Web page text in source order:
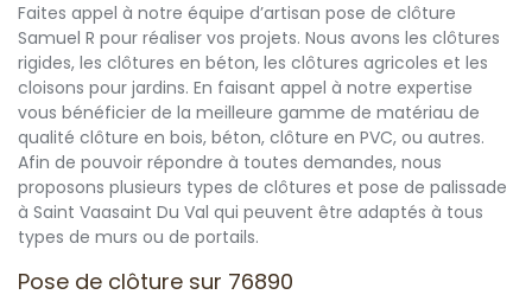
Faites appel à notre équipe d’artisan pose de clôture
Samuel R pour réaliser vos projets. Nous avons les clôtures
rigides, les clôtures en béton, les clôtures agricoles et les
cloisons pour jardins. En faisant appel à notre expertise
vous bénéficier de la meilleure gamme de matériau de
qualité clôture en bois, béton, clôture en PVC, ou autres.
Afin de pouvoir répondre à toutes demandes, nous
proposons plusieurs types de clôtures et pose de palissade
à Saint Vaasaint Du Val qui peuvent être adaptés à tous
types de murs ou de portails.
Pose de clôture sur 76890